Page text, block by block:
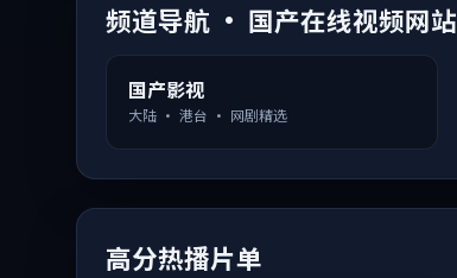
频道导航 · 国产在线视频网站
国产影视
大陆 · 港台 · 网剧精选
高分热播片单